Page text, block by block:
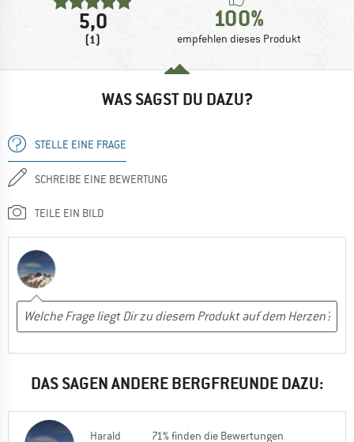
5,0
(1)
100%
empfehlen dieses Produkt
WAS SAGST DU DAZU?
STELLE EINE FRAGE
SCHREIBE EINE BEWERTUNG
TEILE EIN BILD
DAS SAGEN ANDERE BERGFREUNDE DAZU:
Harald
71% finden die Bewertungen